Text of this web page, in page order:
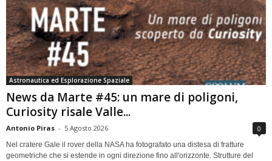
Astronautica ed Esplorazione Spaziale
News da Marte #45: un mare di poligoni,
Curiosity risale Valle...
Antonio Piras - 5 Agosto 2026 0
Nel cratere Gale il rover della NASA ha fotografato una distesa di fratture
geometriche che si estende in ogni direzione fino all'orizzonte. Strutture del